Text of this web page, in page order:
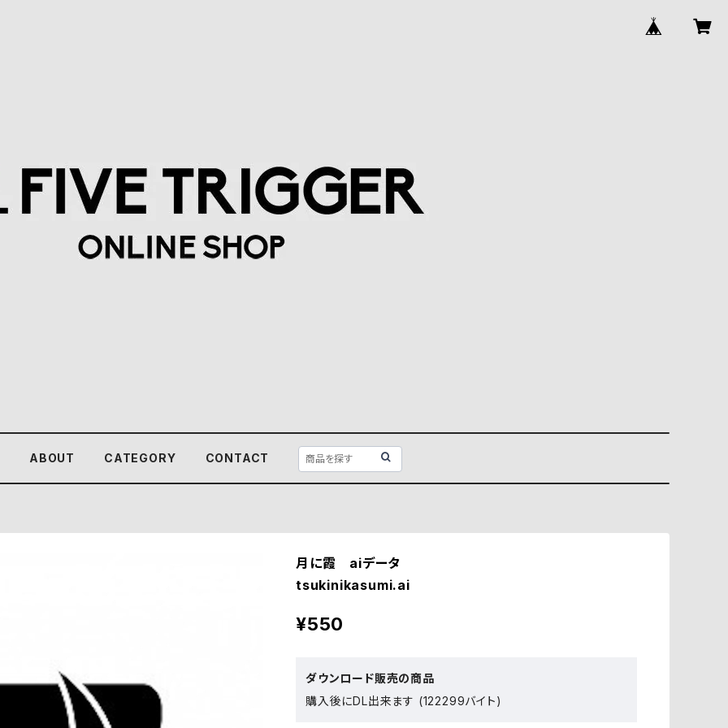
ABOUT CATEGORY CONTACT
月に霞 aiデータ
tsukinikasumi.ai
¥550
ダウンロード販売の商品
購入後にDL出来ます (122299バイト)